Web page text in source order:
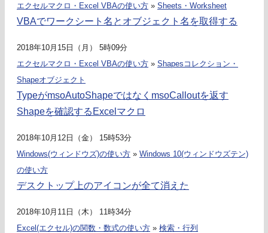
エクセルマクロ・Excel VBAの使い方 » Sheets・Worksheet
VBAでワークシート名とオブジェクト名を取得する
2018年10月15日（月） 5時09分
エクセルマクロ・Excel VBAの使い方 » Shapesコレクション・
Shapeオブジェクト
TypeがmsoAutoShapeではなくmsoCalloutを返す
Shapeを確認するExcelマクロ
2018年10月12日（金） 15時53分
Windows(ウィンドウズ)の使い方 » Windows 10(ウィンドウズテン)
の使い方
デスクトップ上のアイコンが全て消えた
2018年10月11日（木） 11時34分
Excel(エクセル)の関数・数式の使い方 » 検索・行列